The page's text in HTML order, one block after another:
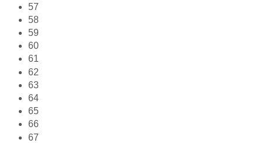
57
58
59
60
61
62
63
64
65
66
67